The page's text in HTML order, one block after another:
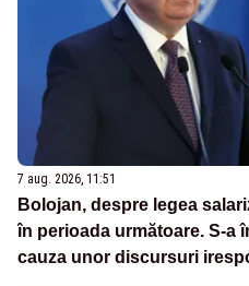
7 aug. 2026, 11:51
Bolojan, despre legea
în perioada următoare. S-a
cauza unor discursuri